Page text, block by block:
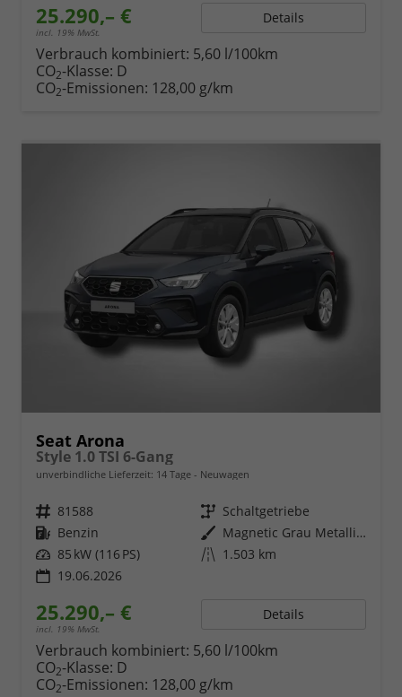
25.290,– €
incl. 19% MwSt.
Details
Verbrauch kombiniert: 5,60 l/100km
CO2-Klasse: D
CO2-Emissionen: 128,00 g/km
Seat Arona
Style 1.0 TSI 6-Gang
unverbindliche Lieferzeit: 14 Tage Neuwagen
Fahrzeugnr. 81588 Getriebe Schaltgetriebe
Kraftstoff Benzin Außenfarbe
Magnetic Grau Metallic / Dach in Midnight Schwarz Metallic
Leistung 85 kW (116 PS) Kilometerstand 1.503 km
19.06.2026
25.290,– €
incl. 19% MwSt.
Details
Verbrauch kombiniert: 5,60 l/100km
CO2-Klasse: D
CO2-Emissionen: 128,00 g/km